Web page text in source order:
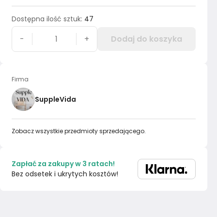
Dostępna ilość sztuk: 47
- + Dodaj do koszyka
Firma
SuppleVida
Zobacz wszystkie przedmioty sprzedającego.
Zapłać za zakupy w 3 ratach!
Bez odsetek i ukrytych kosztów!